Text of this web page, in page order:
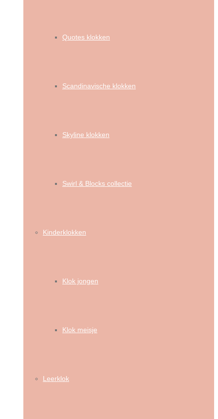
Quotes klokken
Scandinavische klokken
Skyline klokken
Swirl & Blocks collectie
Kinderklokken
Klok jongen
Klok meisje
Leerklok